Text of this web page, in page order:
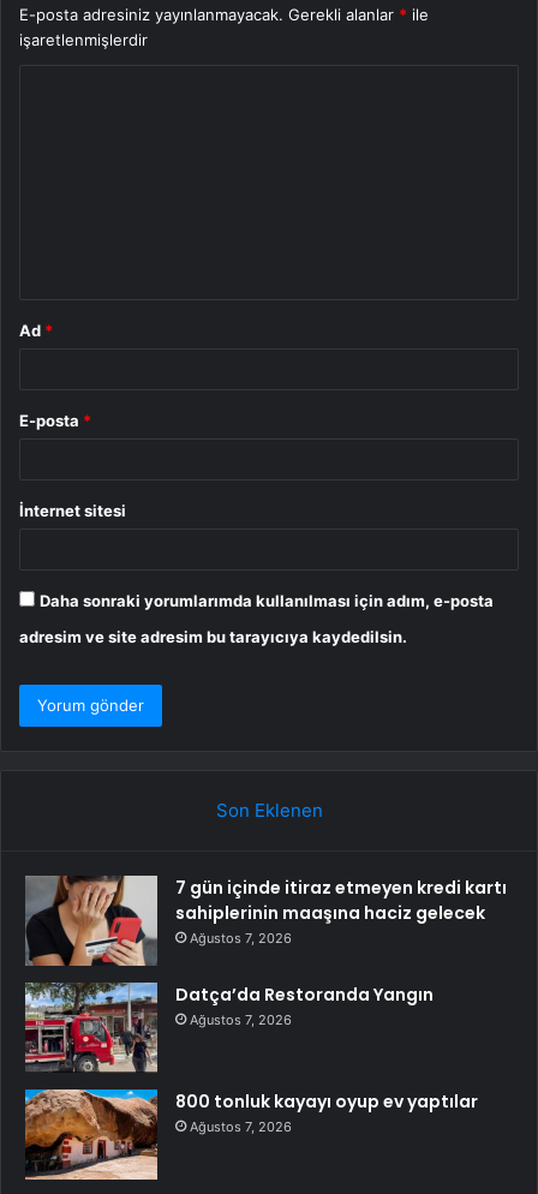
E-posta adresiniz yayınlanmayacak. Gerekli alanlar * ile
işaretlenmişlerdir
Ad *
E-posta *
İnternet sitesi
Daha sonraki yorumlarımda kullanılması için adım, e-posta
adresim ve site adresim bu tarayıcıya kaydedilsin.
Son Eklenen
7 gün içinde itiraz etmeyen kredi kartı
sahiplerinin maaşına haciz gelecek
Ağustos 7, 2026
Datça’da Restoranda Yangın
Ağustos 7, 2026
800 tonluk kayayı oyup ev yaptılar
Ağustos 7, 2026